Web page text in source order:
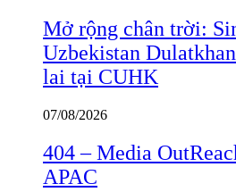
Mở rộng chân trời:
Uzbekistan
lai tại CUHK
07/08/2026
404 – Media
APAC